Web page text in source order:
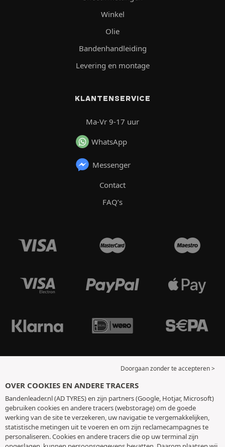
Winkel
Olie
Bandenhandleiding
Levering en montage
KLANTENSERVICE
Ma-Vr 9-17 uur
WhatsApp
Messenger
Contact
FAQ’s
Doorgaan zonder te accepteren >
OVER COOKIES EN ANDERE TRACERS
Bandenleader.nl (AD TYRES) en zijn partners (Google, Hotjar, Microsoft)
gebruiken cookies en andere tracers (webstorage) om de goede
werking van de site te verzekeren, uw navigatie te vergemakkelijken,
statistische metingen uit te voeren en om zijn reclamecampagnes te
personaliseren. Cookies en andere tracers die op uw terminal zijn